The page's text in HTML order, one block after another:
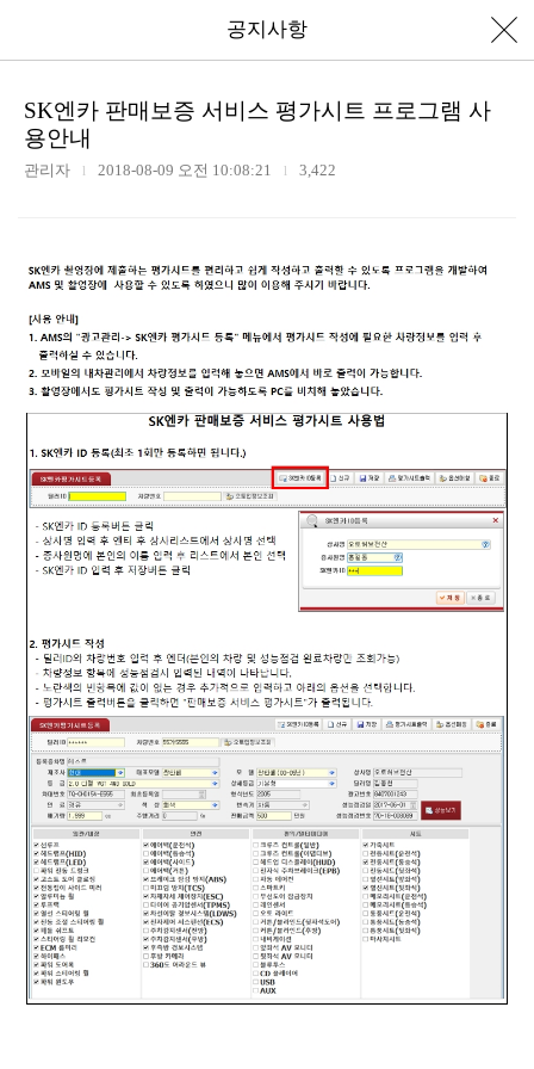
공지사항
SK엔카 판매보증 서비스 평가시트 프로그램 사
용안내
관리자 l 2018-08-09 오전 10:08:21 l 3,422